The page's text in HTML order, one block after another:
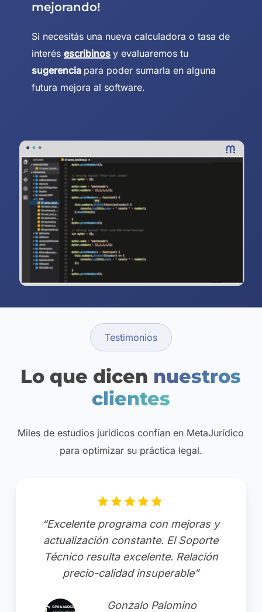
mejorando!
Si necesitás una nueva calculadora o tasa de
interés escribinos y evaluaremos tu
sugerencia para poder sumarla en alguna
futura mejora al software.
Testimonios
Lo que dicen nuestros
clientes
Miles de estudios jurídicos confían en MetaJurídico
para optimizar su práctica legal.
“Excelente programa con mejoras y
actualización constante. El Soporte
Técnico resulta excelente. Relación
precio-calidad insuperable”
Gonzalo Palomino